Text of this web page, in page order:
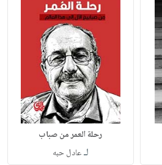
رحلة العمر من صباب
لـعادل حبه